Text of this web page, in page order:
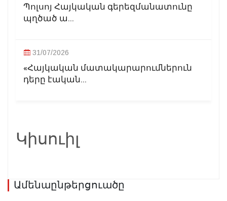
Պոլսոյ Հայկական գերեզմանատունը
պղծած ա...
31/07/2026
«Հայկական մատակարարումներուն
դերը էական...
Կիսուիլ
Ամենաընթերցուածը